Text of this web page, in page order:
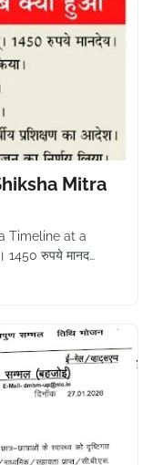
Mitra
Timeline at a
1450 रुपये मानद…